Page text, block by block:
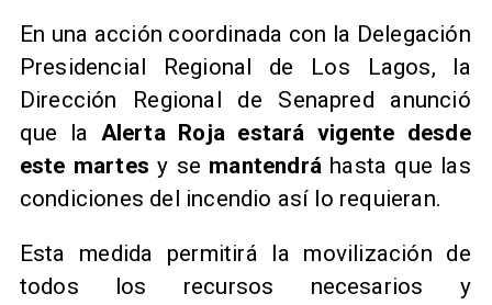
​En una acción coordinada con la Delegación
Presidencial Regional de Los Lagos, la
Dirección Regional de Senapred anunció
que la Alerta Roja estará vigente desde
este martes y se mantendrá hasta que las
condiciones del incendio así lo requieran.
​Esta medida permitirá la movilización de
todos los recursos necesarios y